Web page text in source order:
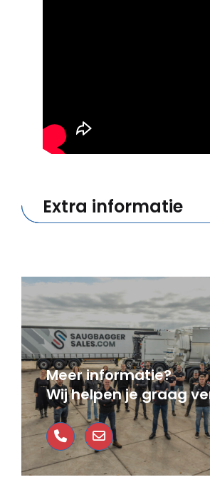
Meer informatie?
Wij helpen je graag
Extra informatie